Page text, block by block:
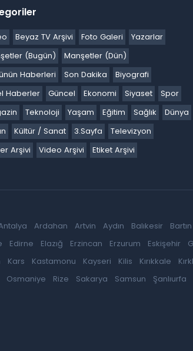
Beyaz TV Arşivi Foto Galeri
Yazarlar
(Bugün)
Manşetler (Dün)
Haberleri
Son Dakika
Biyografi
Haberler
Güncel Ekonomi Siyaset
Spor
Teknoloji Yaşam Eğitim Sağlık
Dünya
Kültür / Sanat 3.Sayfa
Televizyon
Arşivi
Video Arşivi Etiket Arşivi
Ardahan Artvin Aydın Balıkesir Bartın
Edirne Elazığ Erzincan Erzurum Eskişehir
Kars Kastamonu Kayseri Kilis Kırıkkale
Osmaniye Rize Sakarya Samsun Şanlıurfa